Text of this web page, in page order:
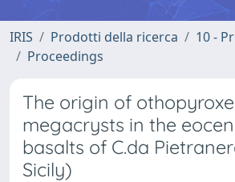
IRIS Prodotti della ricerca
10 -
Proceedings
The origin of
megacrysts in the
basalts of C.da
Sicily)